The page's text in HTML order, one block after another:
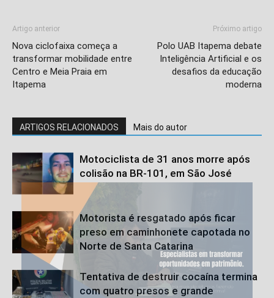
Artigo anterior
Nova ciclofaixa começa a
transformar mobilidade entre
Centro e Meia Praia em
Itapema
Próximo artigo
Polo UAB Itapema debate
Inteligência Artificial e os
desafios da educação
moderna
ARTIGOS RELACIONADOS Mais do autor
Motociclista de 31 anos morre após
colisão na BR-101, em São José
Motorista é resgatado após ficar
preso em caminhonete capotada no
Norte de Santa Catarina
Tentativa de destruir cocaína termina
com quatro presos e grande